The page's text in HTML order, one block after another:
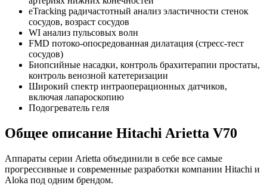
eTracking радичастотный анализ эластичности стенок
сосудов, возраст сосудов
WI анализ пульсовых волн
FMD потоко-опосредованная дилатация (стресс-тест
сосудов)
Биопсийные насадки, контроль брахитерапии простаты,
контроль венозной катетеризации
Широкий спектр интраоперационных датчиков,
включая лапароскопию
Подогреватель геля
Общее описание Hitachi Arietta V70
Аппараты серии Arietta объединили в себе все самые
прогрессивные и современные разработки компании Hitachi и
Aloka под одним брендом.